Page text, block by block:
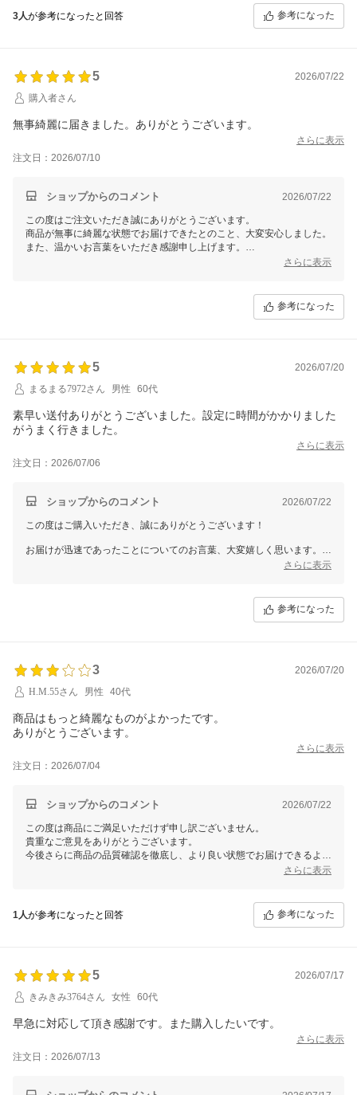
上げます。
今回いただきました貴重なご意見を真摯に受け止め、今後はより適切な
3人が参考になったと回答 参考になった
5
2026/07/22
購入者さん
無事綺麗に届きました。ありがとうございます。
さらに表示
注文日：2026/07/10
ショップからのコメント 2026/07/22
この度はご注文いただき誠にありがとうございます。
商品が無事に綺麗な状態でお届けできたとのこと、大変安心しました。
また、温かいお言葉をいただき感謝申し上げます。
今後もご満足いただけるよう努めてまいりますので、引き続きよろしく
さらに表示
参考になった
5
2026/07/20
まるまる7972さん
男性 60代
素早い送付ありがとうございました。設定に時間がかかりました
がうまく行きました。
さらに表示
注文日：2026/07/06
ショップからのコメント 2026/07/22
この度はご購入いただき、誠にありがとうございます！
お届けが迅速であったことについてのお言葉、大変嬉しく思います。
設定に少しお時間がかかったとのことですが、無事にうまく動作したと
今後もお客様に満足いただける商品とサービスをお届けできるよう努力
してまいりますので、またのご利用を心よりお待ちしております。
さらに表示
参考になった
3
2026/07/20
H.M.55さん
男性 40代
商品はもっと綺麗なものがよかったです。
ありがとうございます。
さらに表示
注文日：2026/07/04
ショップからのコメント 2026/07/22
この度は商品にご満足いただけず申し訳ございません。
貴重なご意見をありがとうございます。
今後さらに商品の品質確認を徹底し、より良い状態でお届けできるよう
さらに表示
1人が参考になったと回答 参考になった
5
2026/07/17
きみきみ3764さん
女性 60代
早急に対応して頂き感謝です。また購入したいです。
さらに表示
注文日：2026/07/13